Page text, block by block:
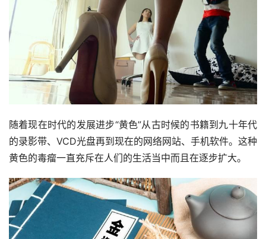
随着现在时代的发展进步“黄色”从古时候的书籍到九十年代
的录影带、VCD光盘再到现在的网络网站、手机软件。这种
黄色的毒瘤一直充斥在人们的生活当中而且在逐步扩大。